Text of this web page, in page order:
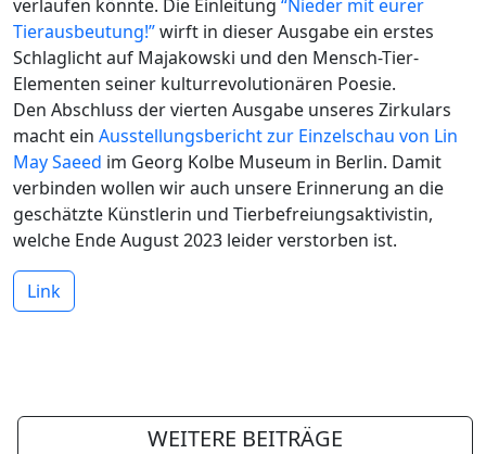
verlaufen könnte. Die Einleitung “Nieder mit eurer
Tierausbeutung!”wirft in dieser Ausgabe ein erstes
Schlaglicht auf Majakowski und den Mensch-Tier-
Elementen seiner kulturrevolutionären Poesie.
Den Abschluss der vierten Ausgabe unseres Zirkulars
macht ein Ausstellungsbericht zur Einzelschau von Lin
May Saeed im Georg Kolbe Museum in Berlin. Damit
verbinden wollen wir auch unsere Erinnerung an die
geschätzte Künstlerin und Tierbefreiungsaktivistin,
welche Ende August 2023 leider verstorben ist.
Link
WEITERE BEITRÄGE